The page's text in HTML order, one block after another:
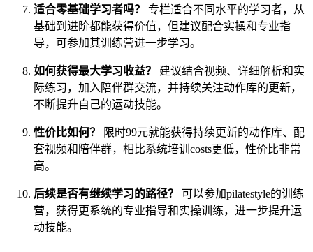
适合零基础学习者吗？
专栏适合不同水平的学习者，从
基础到进阶都能获得价值，但建议配合实操和专业指
导，可参加其训练营进一步学习。
如何获得最大学习收益？
建议结合视频、详细解析和实
际练习，加入陪伴群交流，并持续关注动作库的更新，
不断提升自己的运动技能。
性价比如何？
限时99元就能获得持续更新的动作库、配
套视频和陪伴群，相比系统培训costs更低，性价比非常
高。
后续是否有继续学习的路径？
可以参加pilatestyle的训练
营，获得更系统的专业指导和实操训练，进一步提升运
动技能。